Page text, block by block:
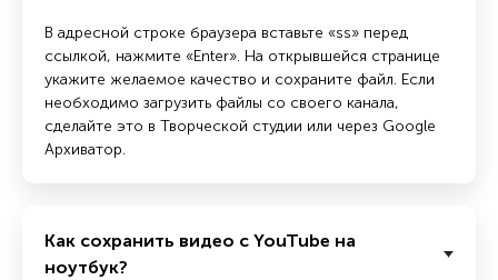
В адресной строке браузера вставьте «ss» перед
ссылкой, нажмите «Enter». На открывшейся странице
укажите желаемое качество и сохраните файл. Если
необходимо загрузить файлы со своего канала,
сделайте это в Творческой студии или через Google
Архиватор.
Как сохранить видео с YouTube на
ноутбук?